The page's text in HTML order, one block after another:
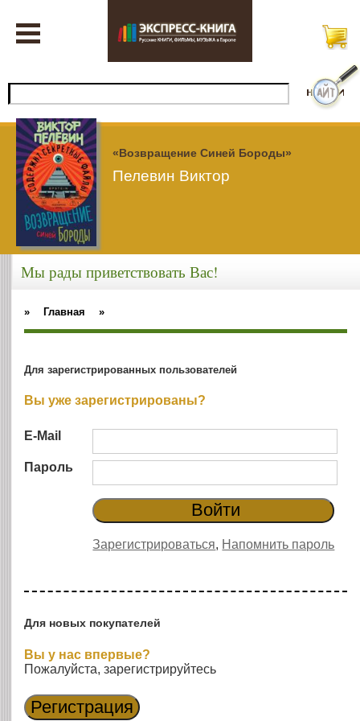
«Возвращение Синей Бороды»
Пелевин Виктор
Мы рады приветствовать Вас!
» Главная »
Для зарегистрированных пользователей
Вы уже зарегистрированы?
E-Mail
Пароль
Зарегистрироваться, Напомнить пароль
Для новых покупателей
Вы у нас впервые?
Пожалуйста, зарегистрируйтесь